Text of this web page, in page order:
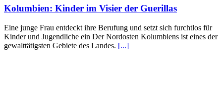
Kolumbien: Kinder im Visier der Guerillas
Eine junge Frau entdeckt ihre Berufung und setzt sich furchtlos für
Kinder und Jugendliche ein Der Nordosten Kolumbiens ist eines der
gewalttätigsten Gebiete des Landes. [...]